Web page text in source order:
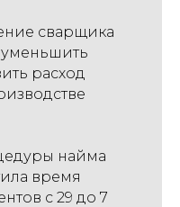
сварщика
расход
найма
время
с 29 до 7